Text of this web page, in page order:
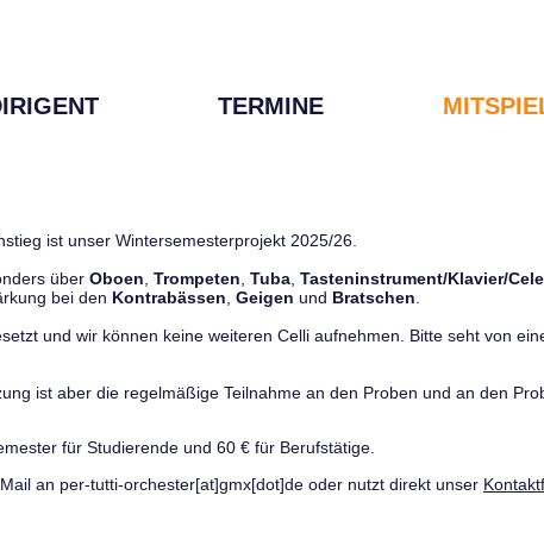
TERMINE
ist unser Wintersemesterprojekt 2025/26.
über Oboen Trompeten Tuba Tasteninstrument/Klavier/
bei den Kontrabässen Geigen und Bratschen
und wir können keine weiteren Celli aufnehmen. Bitte seht von
ist aber die regelmäßige Teilnahme an den Proben und an den
für Studierende und 60 € für Berufstätige.
an per-tutti-orchester[at]gmx[dot]de oder nutzt direkt unser